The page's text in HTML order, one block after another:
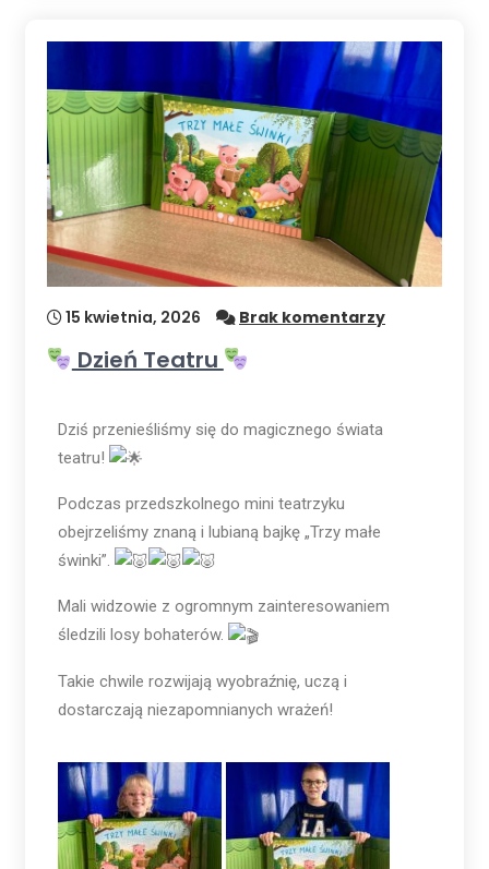
15 kwietnia, 2026 Brak komentarzy
Dzień Teatru
Dziś przenieśliśmy się do magicznego świata
teatru!
Podczas przedszkolnego mini teatrzyku
obejrzeliśmy znaną i lubianą bajkę „Trzy małe
świnki”.
Mali widzowie z ogromnym zainteresowaniem
śledzili losy bohaterów.
Takie chwile rozwijają wyobraźnię, uczą i
dostarczają niezapomnianych wrażeń!